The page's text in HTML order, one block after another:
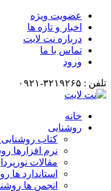
عضویت ویژه
اخبار و تازه ها
درباره نت لایت
تماس با ما
ورود
تلفن : ۳۲۱۹۲۶۵-۰۹۲۱
خانه
روشنایی
کتاب روشنایی
نرم افزارها
مقالات
استاندارد ها
انجمن ها